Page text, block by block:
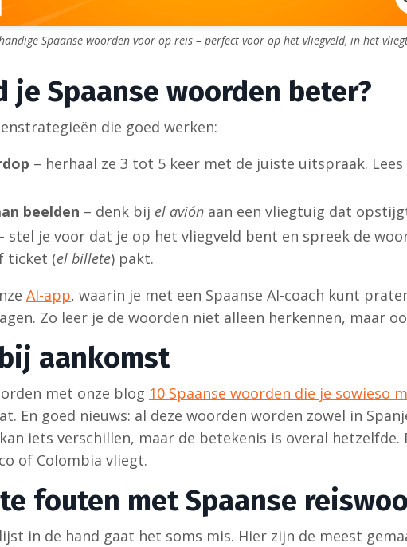
Spaanse woorden voor op reis – perfect voor op het vliegveld, in het
je Spaanse woorden beter?
die goed werken:
– herhaal ze 3 tot 5 keer met de juiste uitspraak.
beelden – denk bij el avión aan een vliegtuig dat
stel je voor dat je op het vliegveld bent en spreek de
ticket (el billete) pakt.
AI-app, waarin je met een Spaanse AI-coach kunt
Zo leer je de woorden niet alleen herkennen, maar
aankomst
met onze blog 10 Spaanse woorden die je sowieso
En goed nieuws: al deze woorden worden zowel in
iets verschillen, maar de betekenis is overal
of Colombia vliegt.
fouten met Spaanse
in de hand gaat het soms mis. Hier zijn de meest